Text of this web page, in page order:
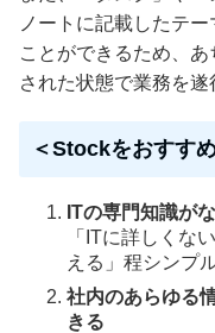
ノートに記載したテ
ことができるため、
された状態で業務を遂
＜Stockをおすす
ITの専門知識が
「ITに詳しくな
える」程シンプ
社内のあらゆる
きる